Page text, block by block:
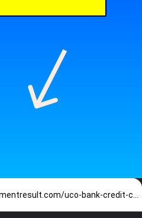
https://recruitmentresult.com/uco-bank-credit-card/